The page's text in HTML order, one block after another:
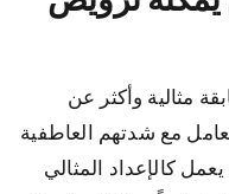
مثالية وأكثر عن
مع شدتهم العاطفية
كالإعداد المثالي